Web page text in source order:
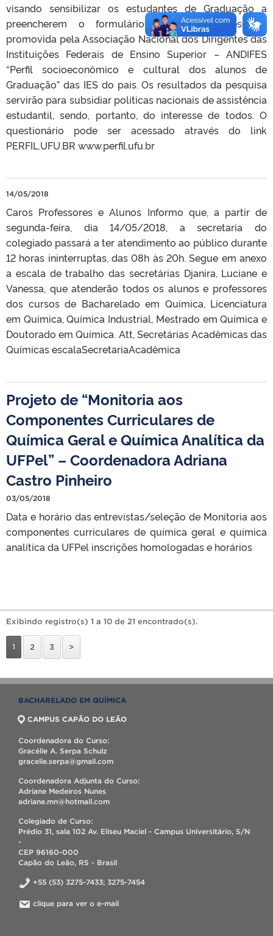
visando sensibilizar os estudantes de Graduação a
preencherem o formulário referente à pesquisa
promovida pela Associação Nacional dos Dirigentes das
Instituições Federais de Ensino Superior – ANDIFES
“Perfil socioeconômico e cultural dos alunos de
Graduação” das IES do país. Os resultados da pesquisa
servirão para subsidiar políticas nacionais de assistência
estudantil, sendo, portanto, do interesse de todos. O
questionário pode ser acessado através do link
PERFIL.UFU.BR www.perfil.ufu.br
14/05/2018
Caros Professores e Alunos Informo que, a partir de
segunda-feira, dia 14/05/2018, a secretaria do
colegiado passará a ter atendimento ao público durante
12 horas ininterruptas, das 08h às 20h. Segue em anexo
a escala de trabalho das secretárias Djanira, Luciane e
Vanessa, que atenderão todos os alunos e professores
dos cursos de Bacharelado em Química, Licenciatura
em Química, Química Industrial, Mestrado em Química e
Doutorado em Química. Att, Secretárias Acadêmicas das
Químicas escalaSecretariaAcadêmica
Projeto de “Monitoria aos
Componentes Curriculares de
Química Geral e Química Analítica da
UFPel” – Coordenadora Adriana
Castro Pinheiro
03/05/2018
Data e horário das entrevistas/seleção de Monitoria aos
componentes curriculares de química geral e química
analítica da UFPel inscrições homologadas e horários
Exibindo registro(s) 1 a 10 de 21 encontrado(s).
1 2 3 >
BACHARELADO EM QUÍMICA
CAMPUS CAPÃO DO LEÃO
Coordenadora do Curso:
Gracélie A. Serpa Schulz
gracelie.serpa@gmail.com
Coordenadora Adjunta do Curso:
Adriane Medeiros Nunes
adriane.mn@hotmail.com
Colegiado de Curso:
Prédio 31, sala 102 Av. Eliseu Maciel - Campus Universitário, S/N
-
CEP 96160-000
Capão do Leão, RS - Brasil
+55 (53) 3275-7433; 3275-7454
clique para ver o e-mail